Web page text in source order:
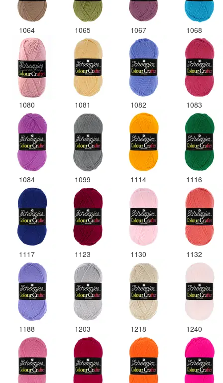
1064 1065 1067 1068
1080 1081 1082 1083
1084 1099 1114 1116
1117 1123 1130 1132
1188 1203 1218 1240